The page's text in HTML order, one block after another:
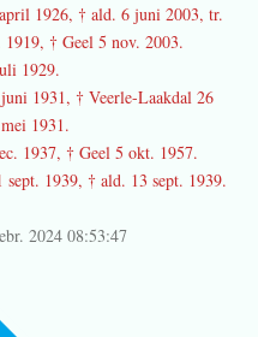
1926, † ald. 6 juni 2003, tr.
† Geel 5 nov. 2003.
1929.
1931, † Veerle-Laakdal 26
1931.
1937, † Geel 5 okt. 1957.
sept. 1939, † ald. 13 sept. 1939.
2024 08:53:47